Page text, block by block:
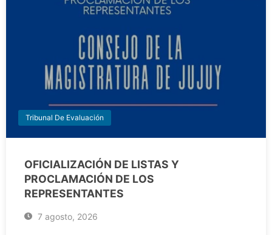
Tribunal De Evaluación
OFICIALIZACIÓN DE LISTAS Y
PROCLAMACIÓN DE LOS
REPRESENTANTES
7 agosto, 2026